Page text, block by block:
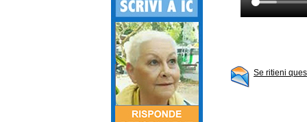
Se ritieni